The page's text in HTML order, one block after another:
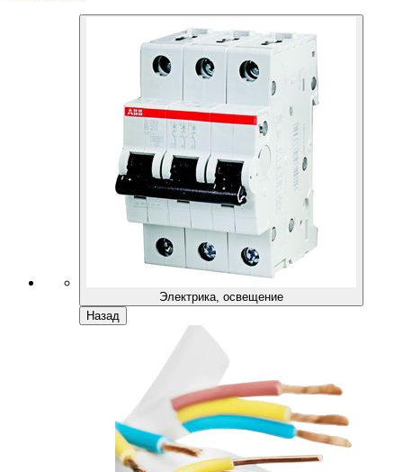
Электрика, освещение
Назад